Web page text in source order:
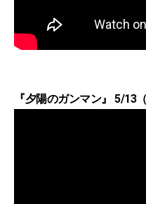
『夕陽のガンマン』 5/13